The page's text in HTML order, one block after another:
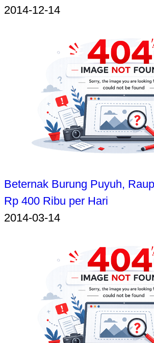
2014-12-14
Beternak Burung Puyuh,
Rp 400 Ribu per Hari
2014-03-14